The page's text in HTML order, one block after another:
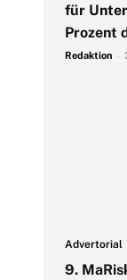
für
Prozent
Redaktion
Advertorial
9.